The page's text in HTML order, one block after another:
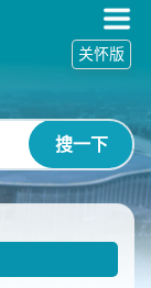
搜一下
关怀版